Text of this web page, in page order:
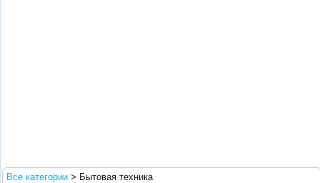
Все категории > Бытовая техника